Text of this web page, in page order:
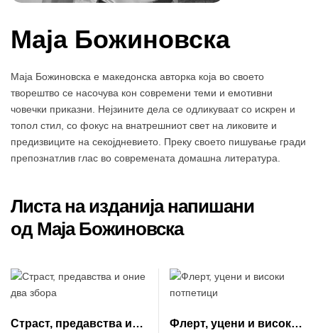
Маја Божиновска
Маја Божиновска е македонска авторка која во своето
творештво се насочува кон современи теми и емотивни
човечки приказни. Нејзините дела се одликуваат со искрен и
топол стил, со фокус на внатрешниот свет на ликовите и
предизвиците на секојдневието. Преку своето пишување гради
препознатлив глас во современата домашна литература.
Листа на изданија напишани
од Маја Божиновска
Страст, предавства и
Флерт, уцени и високи